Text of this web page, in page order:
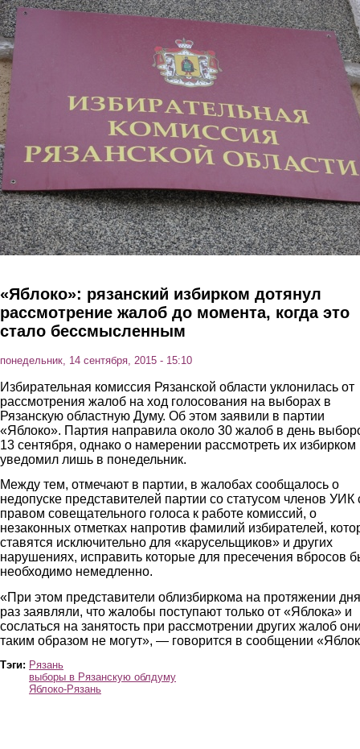
Перейти к основному содержанию
«Яблоко»: рязанский избирком дотянул
рассмотрение жалоб до момента, когда это
стало бессмысленным
понедельник, 14 сентября, 2015 - 15:10
Избирательная комиссия Рязанской области уклонилась от
рассмотрения жалоб на ход голосования на выборах в
Рязанскую областную Думу. Об этом заявили в партии
«Яблоко». Партия направила около 30 жалоб в день
13 сентября, однако о намерении рассмотреть их избирком
уведомил лишь в понедельник.
Между тем, отмечают в партии, в жалобах сообщалось о
недопуске представителей партии со статусом членов УИК
правом совещательного голоса к работе комиссий, о
незаконных отметках напротив фамилий избирателей,
ставятся исключительно для «карусельщиков» и других
нарушениях, исправить которые для пресечения вбросов
необходимо немедленно.
«При этом представители облизбиркома на протяжении
раз заявляли, что жалобы поступают только от «Яблока» и
сослаться на занятость при рассмотрении других жалоб
таким образом не могут», — говорится в сообщении
Тэги: Рязань
выборы в Рязанскую облдуму
Яблоко-Рязань